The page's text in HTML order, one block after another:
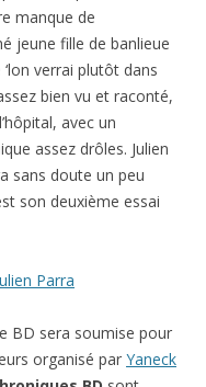
manque de
jeune fille de banlieue
verrai plutôt dans
bien vu et raconté,
avec un
assez drôles. Julien
sans doute un peu
son deuxième essai
Parra
BD sera soumise pour
organisé par Yaneck